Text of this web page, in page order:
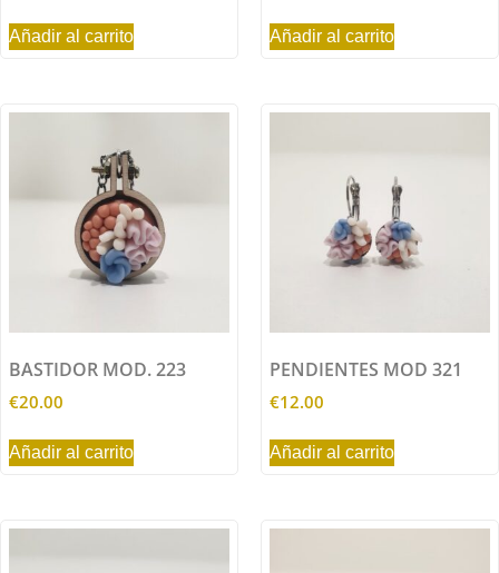
Añadir al carrito Añadir al carrito
BASTIDOR MOD. 223
€20.00
Añadir al carrito
PENDIENTES MOD 321
€12.00
Añadir al carrito